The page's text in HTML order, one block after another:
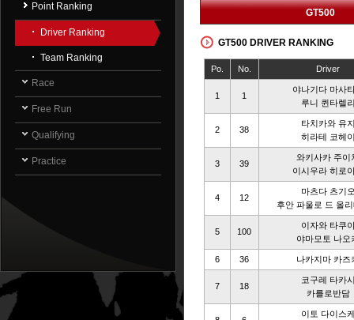
Point Ranking
Driver Ranking
Team Ranking
Race
Free Run
Qualifying
Practice
GT500
GT500 DRIVER RANKING
Po. No. Driver
1 1
야나기다 마사
루니 퀸타렐
2 38
타치카와 유
히라테 코헤
3 39
와키사카 주이
이시우라 히로
4 12
마츠다 츠기
후안 파울로 드 올
5 100
이자와 타쿠
야마모토 나오
6 36 나카지마 카즈
7 18
코구레 타카
카를로반담
이토 다이스